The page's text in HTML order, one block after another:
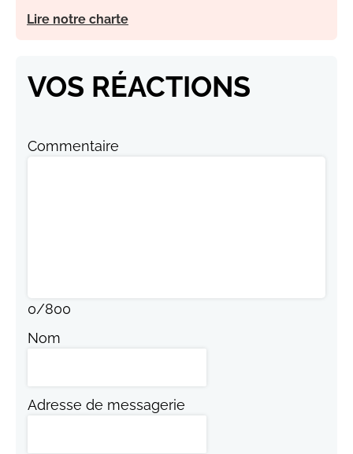
Lire notre charte
VOS RÉACTIONS
Commentaire
0/800
Nom
Adresse de messagerie